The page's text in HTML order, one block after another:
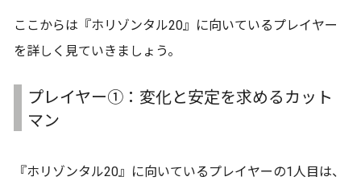
ここからは『ホリゾンタル20』に向いているプレイヤー
を詳しく見ていきましょう。
プレイヤー①：変化と安定を求めるカット
マン
『ホリゾンタル20』に向いているプレイヤーの1人目は、